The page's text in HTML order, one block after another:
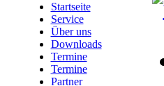
Startseite
Service
Über uns
Downloads
Termine
Termine
Partner